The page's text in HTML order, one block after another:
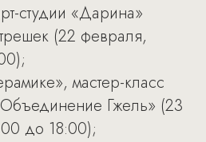
студии «Дарина»
(22 февраля,
мастер-класс
Гжель» (23
до 18:00);